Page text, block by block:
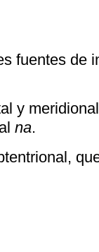
fuentes de
y
na.